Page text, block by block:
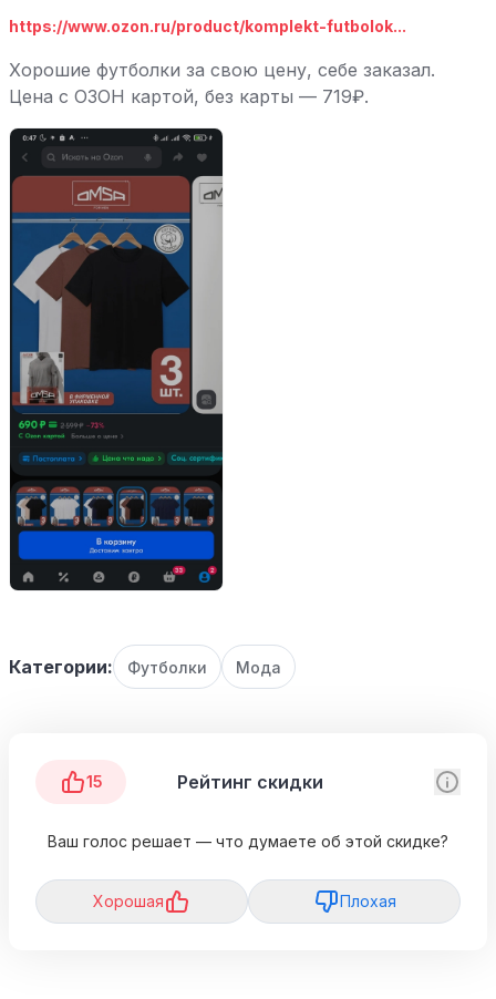
https://www.ozon.ru/product/komplekt-futbolok...
Хорошие футболки за свою цену, себе заказал.
Цена с ОЗОН картой, без карты — 719₽.
Категории: Футболки Мода
15 Рейтинг скидки
Ваш голос решает — что думаете об этой скидке?
Хорошая Плохая